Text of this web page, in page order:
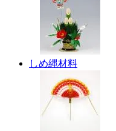
しめ縄材料